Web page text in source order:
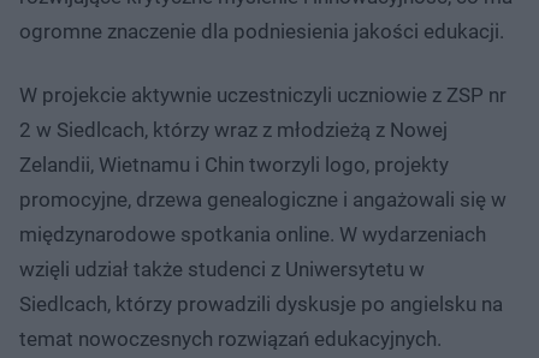
ogromne znaczenie dla podniesienia jakości edukacji.
W projekcie aktywnie uczestniczyli uczniowie z ZSP nr
2 w Siedlcach, którzy wraz z młodzieżą z Nowej
Zelandii, Wietnamu i Chin tworzyli logo, projekty
promocyjne, drzewa genealogiczne i angażowali się w
międzynarodowe spotkania online. W wydarzeniach
wzięli udział także studenci z Uniwersytetu w
Siedlcach, którzy prowadzili dyskusje po angielsku na
temat nowoczesnych rozwiązań edukacyjnych.